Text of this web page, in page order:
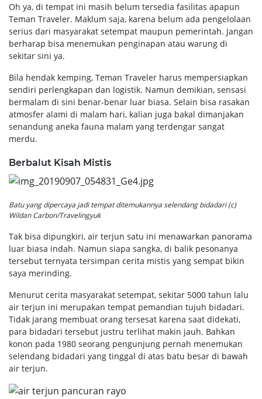
Oh ya, di tempat ini masih belum tersedia fasilitas apapun
Teman Traveler. Maklum saja, karena belum ada pengelolaan
serius dari masyarakat setempat maupun pemerintah. Jangan
berharap bisa menemukan penginapan atau warung di
sekitar sini ya.
Bila hendak kemping, Teman Traveler harus mempersiapkan
sendiri perlengkapan dan logistik. Namun demikian, sensasi
bermalam di sini benar-benar luar biasa. Selain bisa rasakan
atmosfer alami di malam hari, kalian juga bakal dimanjakan
senandung aneka fauna malam yang terdengar sangat
merdu.
Berbalut Kisah Mistis
Batu yang dipercaya jadi tempat ditemukannya selendang bidadari (c)
Wildan Carbon/Travelingyuk
Tak bisa dipungkiri, air terjun satu ini menawarkan panorama
luar biasa indah. Namun siapa sangka, di balik pesonanya
tersebut ternyata tersimpan cerita mistis yang sempat bikin
saya merinding.
Menurut cerita masyarakat setempat, sekitar 5000 tahun lalu
air terjun ini merupakan tempat pemandian tujuh bidadari.
Tidak jarang membuat orang tersesat karena saat didekati,
para bidadari tersebut justru terlihat makin jauh. Bahkan
konon pada 1980 seorang pengunjung pernah menemukan
selendang bidadari yang tinggal di atas batu besar di bawah
air terjun.